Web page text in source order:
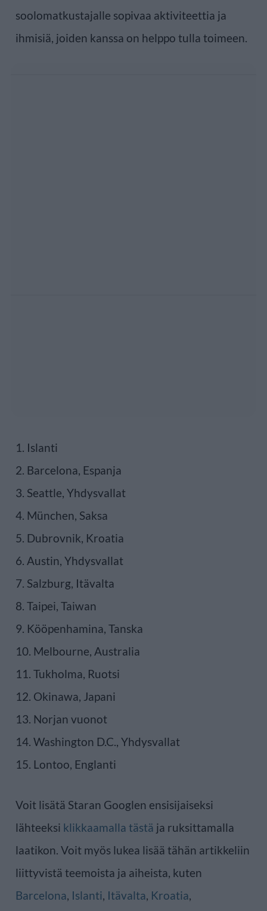
soolomatkustajalle sopivaa aktiviteettia ja
ihmisiä, joiden kanssa on helppo tulla toimeen.
1. Islanti
2. Barcelona, Espanja
3. Seattle, Yhdysvallat
4. München, Saksa
5. Dubrovnik, Kroatia
6. Austin, Yhdysvallat
7. Salzburg, Itävalta
8. Taipei, Taiwan
9. Kööpenhamina, Tanska
10. Melbourne, Australia
11. Tukholma, Ruotsi
12. Okinawa, Japani
13. Norjan vuonot
14. Washington D.C., Yhdysvallat
15. Lontoo, Englanti
Voit lisätä Staran Googlen ensisijaiseksi
lähteeksi klikkaamalla tästä ja ruksittamalla
laatikon. Voit myös lukea lisää tähän artikkeliin
liittyvistä teemoista ja aiheista, kuten
Barcelona, Islanti, Itävalta, Kroatia,